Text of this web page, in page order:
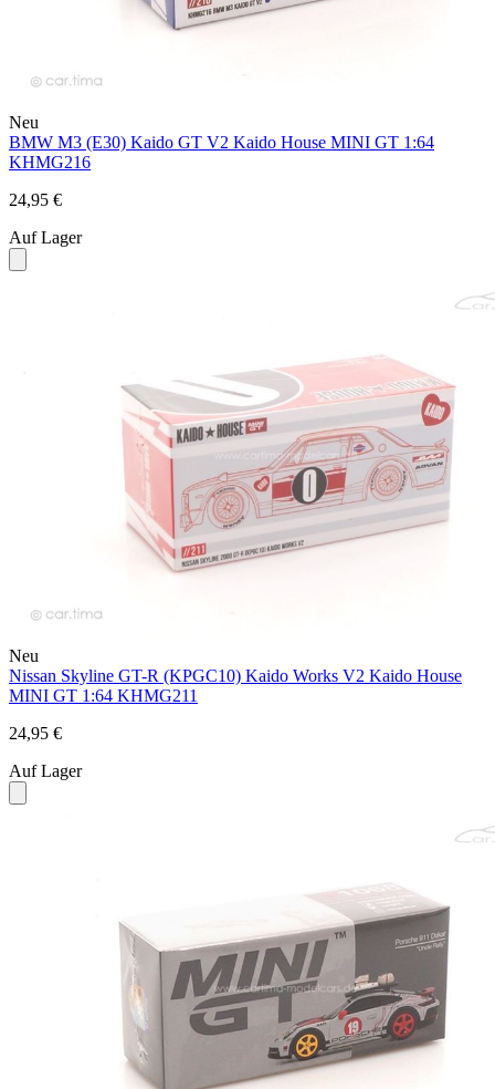
Neu
BMW M3 (E30) Kaido GT V2 Kaido House MINI GT 1:64
KHMG216
24,95 €
Auf Lager
Neu
Nissan Skyline GT-R (KPGC10) Kaido Works V2 Kaido House
MINI GT 1:64 KHMG211
24,95 €
Auf Lager